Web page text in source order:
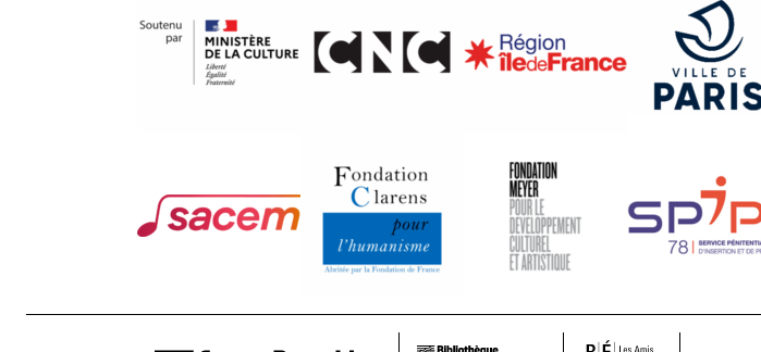
LES
IRLANDAIS